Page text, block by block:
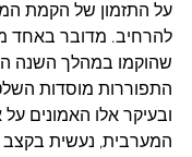
על התזמון של הקמת
שהוקמו במהלך השנה
התפוררות מוסדות
ובעיקר אלו האמונים
המערבית, נעשית